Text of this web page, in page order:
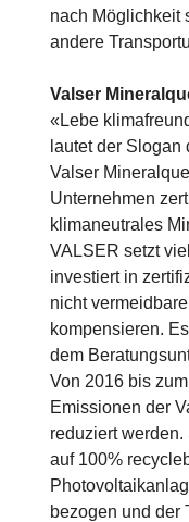
nach Möglichkeit
andere
Valser
«Lebe
lautet der
Valser
Unternehmen
klimaneutrales
VALSER setzt
investiert in
nicht
kompensieren.
dem
Von 2016 bis
Emissionen der
reduziert
auf 100%
bezogen und der